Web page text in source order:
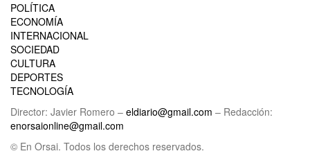
POLÍTICA
ECONOMÍA
INTERNACIONAL
SOCIEDAD
CULTURA
DEPORTES
TECNOLOGÍA
Director: Javier Romero – eldiario@gmail.com – Redacción:
enorsaionline@gmail.com
© En Orsai. Todos los derechos reservados.